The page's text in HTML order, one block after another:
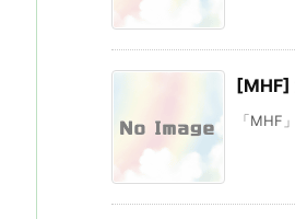
[MHF]
「MHF